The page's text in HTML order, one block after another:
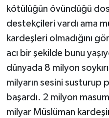
kötülüğün övündüğü
destekçileri vardı ama
kardeşleri olmadığını
acı bir şekilde bunu
dünyada 8 milyon
milyarın sesini susturup
başardı. 2 milyon
milyar Müslüman